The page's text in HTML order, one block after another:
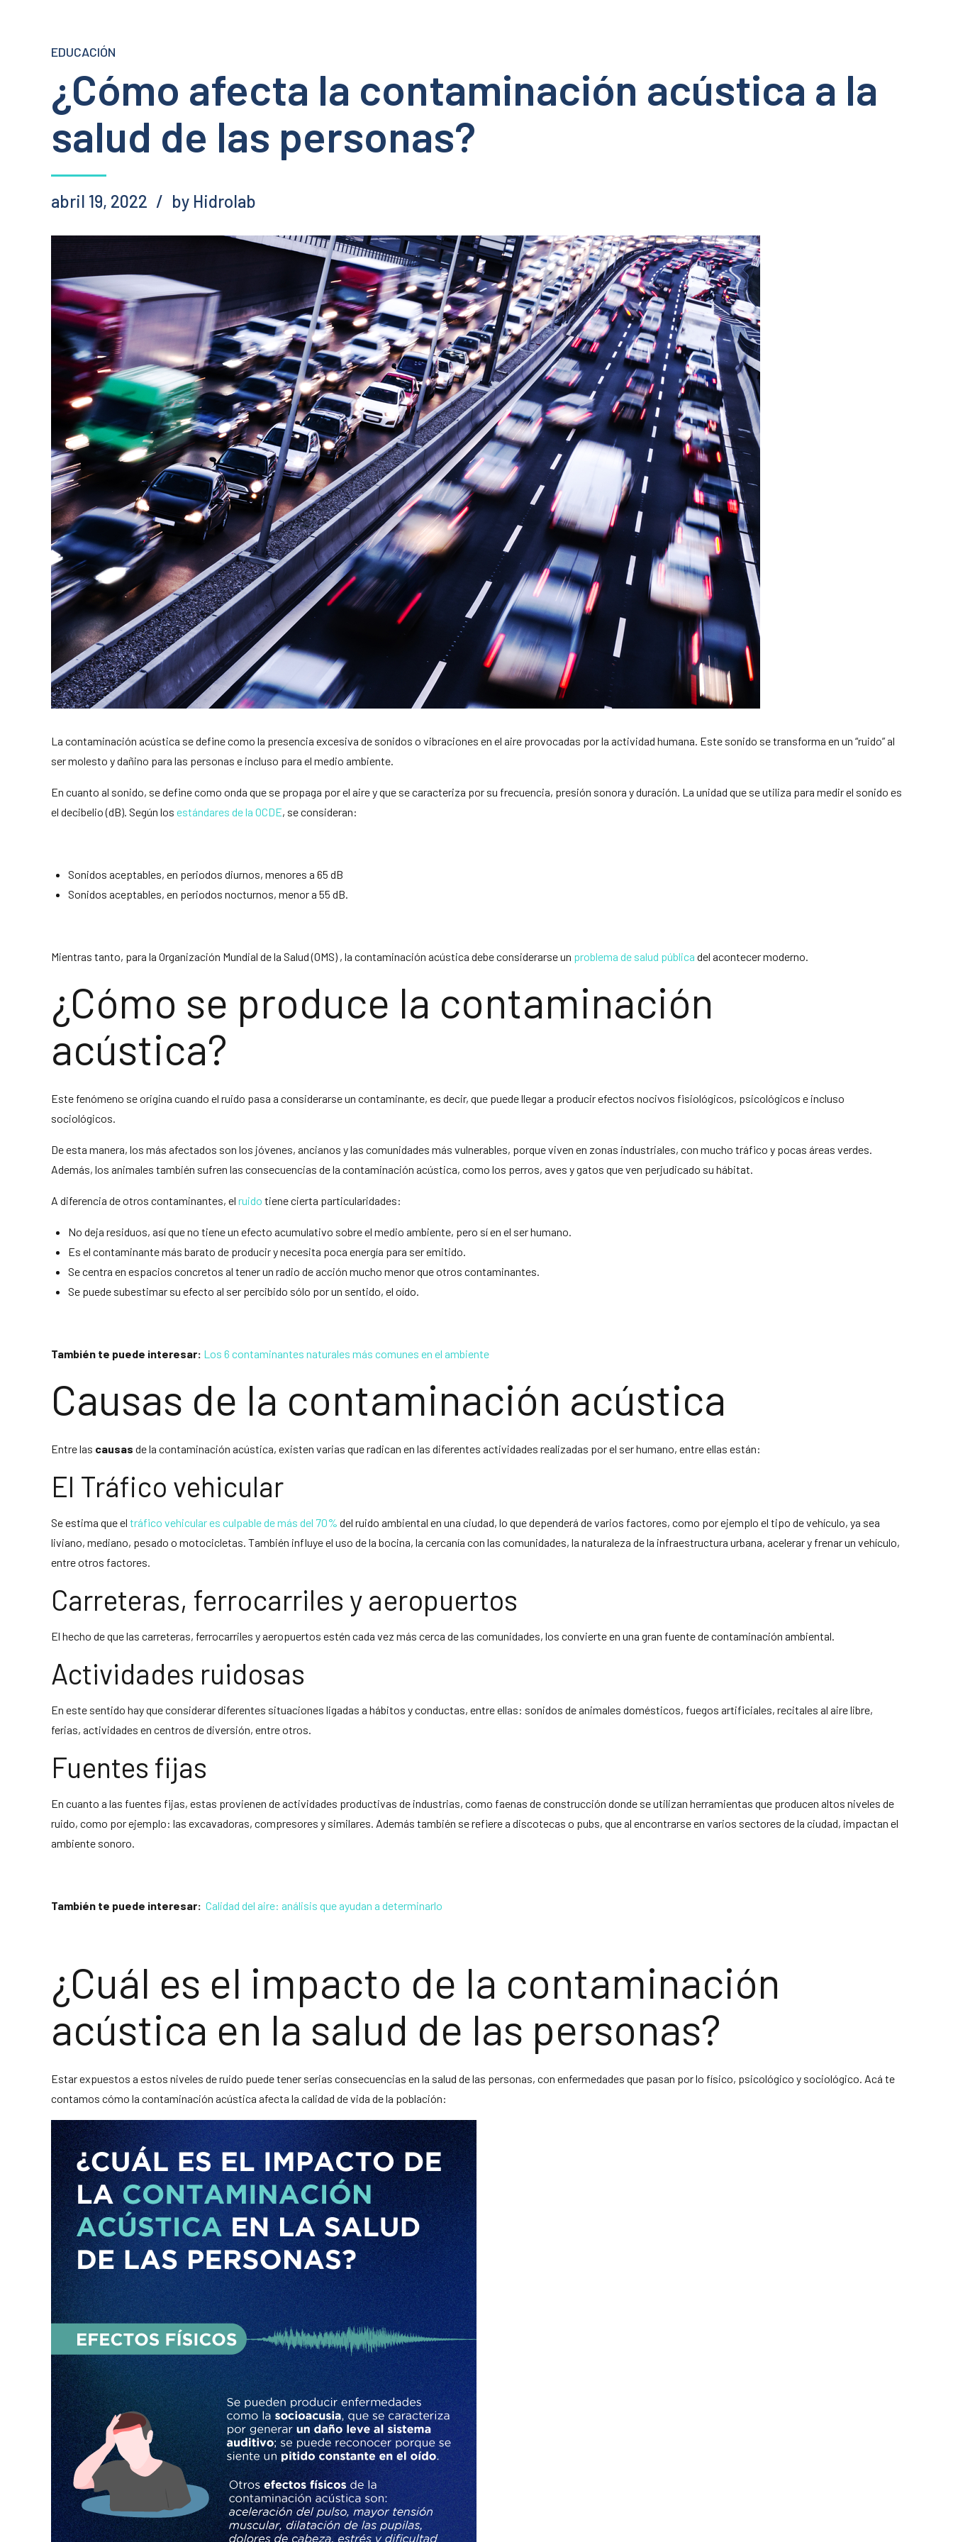
EDUCACIÓN
¿Cómo afecta la contaminación acústica a la
salud de las personas?
abril 19, 2022 by Hidrolab
La contaminación acústica se define como la presencia excesiva de sonidos o vibraciones en el aire provocadas por la actividad humana. Este sonido se transforma en un “ruido” al
ser molesto y dañino para las personas e incluso para el medio ambiente.
En cuanto al sonido, se define como onda que se propaga por el aire y que se caracteriza por su frecuencia, presión sonora y duración. La unidad que se utiliza para medir el sonido es
el decibelio (dB). Según los estándares de la OCDE, se consideran:
Sonidos aceptables, en periodos diurnos, menores a 65 dB
Sonidos aceptables, en periodos nocturnos, menor a 55 dB.
Mientras tanto, para la Organización Mundial de la Salud (OMS) , la contaminación acústica debe considerarse un problema de salud pública del acontecer moderno.
¿Cómo se produce la contaminación
acústica?
Este fenómeno se origina cuando el ruido pasa a considerarse un contaminante, es decir, que puede llegar a producir efectos nocivos fisiológicos, psicológicos e incluso
sociológicos.
De esta manera, los más afectados son los jóvenes, ancianos y las comunidades más vulnerables, porque viven en zonas industriales, con mucho tráfico y pocas áreas verdes.
Además, los animales también sufren las consecuencias de la contaminación acústica, como los perros, aves y gatos que ven perjudicado su hábitat.
A diferencia de otros contaminantes, el ruido tiene cierta particularidades:
No deja residuos, así que no tiene un efecto acumulativo sobre el medio ambiente, pero sí en el ser humano.
Es el contaminante más barato de producir y necesita poca energía para ser emitido.
Se centra en espacios concretos al tener un radio de acción mucho menor que otros contaminantes.
Se puede subestimar su efecto al ser percibido sólo por un sentido, el oído.
También te puede interesar: Los 6 contaminantes naturales más comunes en el ambiente
Causas de la contaminación acústica
Entre las causas de la contaminación acústica, existen varias que radican en las diferentes actividades realizadas por el ser humano, entre ellas están:
El Tráfico vehicular
Se estima que el tráfico vehicular es culpable de más del 70% del ruido ambiental en una ciudad, lo que dependerá de varios factores, como por ejemplo el tipo de vehículo, ya sea
liviano, mediano, pesado o motocicletas. También influye el uso de la bocina, la cercanía con las comunidades, la naturaleza de la infraestructura urbana, acelerar y frenar un vehículo,
entre otros factores.
Carreteras, ferrocarriles y aeropuertos
El hecho de que las carreteras, ferrocarriles y aeropuertos estén cada vez más cerca de las comunidades, los convierte en una gran fuente de contaminación ambiental.
Actividades ruidosas
En este sentido hay que considerar diferentes situaciones ligadas a hábitos y conductas, entre ellas: sonidos de animales domésticos, fuegos artificiales, recitales al aire libre,
ferias, actividades en centros de diversión, entre otros.
Fuentes fijas
En cuanto a las fuentes fijas, estas provienen de actividades productivas de industrias, como faenas de construcción donde se utilizan herramientas que producen altos niveles de
ruido, como por ejemplo: las excavadoras, compresores y similares. Además también se refiere a discotecas o pubs, que al encontrarse en varios sectores de la ciudad, impactan el
ambiente sonoro.
También te puede interesar: Calidad del aire: análisis que ayudan a determinarlo
¿Cuál es el impacto de la contaminación
acústica en la salud de las personas?
Estar expuestos a estos niveles de ruido puede tener serias consecuencias en la salud de las personas, con enfermedades que pasan por lo físico, psicológico y sociológico. Acá te
contamos cómo la contaminación acústica afecta la calidad de vida de la población: